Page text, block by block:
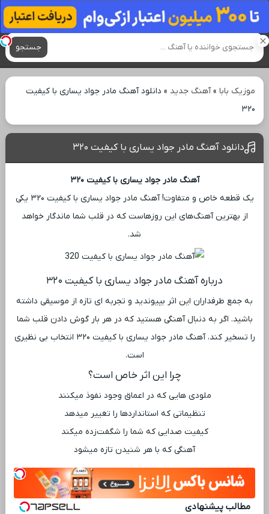
آهنگ های جدید
جستجو
موزیک بابا»آهنگ جدید » دانلود آهنگ مادر جواد یساری با کیفیت
۳۲۰
دانلود آهنگ مادر جواد یساری با کیفیت ۳۲۰
آهنگ مادر جواد یساری با کیفیت ۳۲۰
یک قطعه خاص و متفاوت! آهنگ مادر جواد یساری با کیفیت ۳۲۰ یکی
از بهترین آهنگ‌های این روزهاست که در قلب شما ماندگار خواهد
شد.
درباره آهنگ مادر جواد یساری با کیفیت ۳۲۰
به جمع طرفداران این اثر بپیوندید و تجربه ‌ای تازه از موسیقی داشته
باشید. اگر به دنبال آهنگی هستید که در هر بار گوش دادن قلب شما
را تسخیر کند، آهنگ مادر جواد یساری با کیفیت ۳۲۰ انتخاب بی ‌نظیری
است.
چرا این اثر خاص است؟
ملودی ‌هایی که در اعماق وجود نفوذ میکنند
تنظیماتی که استانداردها را تغییر میدهد
کیفیت صدایی که شما را شگفت‌زده میکند
آهنگی که با هر شنیدن تازه میشود
مطالب پیشنهادی